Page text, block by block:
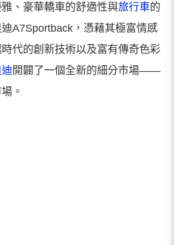
、豪華轎車的舒適性與旅行車的
A7Sportback，憑藉其極富情感
代的創新技術以及富有傳奇色彩
開闢了一個全新的細分市場——
。